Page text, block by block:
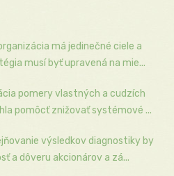
má jedinečné ciele a
musí byť upravená na mie...
pomery vlastných a cudzích
pomôcť znižovať systémové ...
výsledkov diagnostiky by
a dôveru akcionárov a zá...